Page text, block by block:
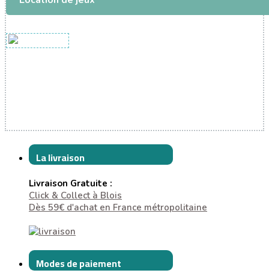
La livraison
Livraison Gratuite :
Click & Collect à Blois
Dès 59€ d'achat en France métropolitaine
Modes de paiement